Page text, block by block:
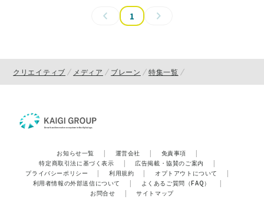
1
クリエイティブ メディア ブレーン 特集一覧
お知らせ一覧 | 運営会社 | 免責事項
|
特定商取引法に基づく表示
| 広告掲載・協賛のご案内
|
プライバシーポリシー
| 利用規約 | オプトアウトについて
|
利用者情報の外部送信について
| よくあるご質問（FAQ）
|
お問合せ
| サイトマップ